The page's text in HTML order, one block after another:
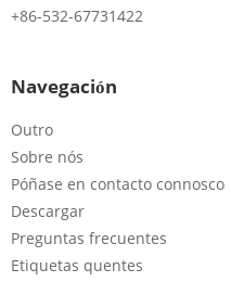
+86-532-67731422
Navegación
Outro
Sobre nós
Póñase en contacto connosco
Descargar
Preguntas frecuentes
Etiquetas quentes